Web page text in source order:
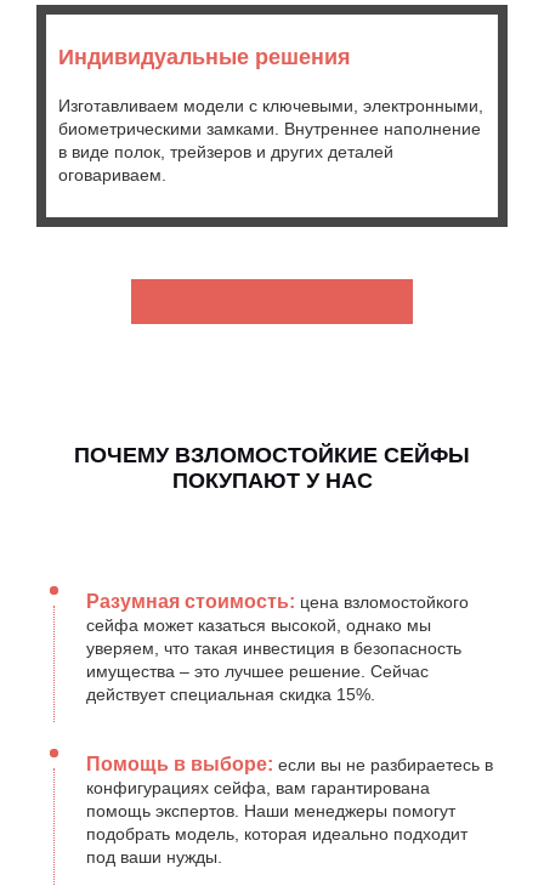
Индивидуальные решения
Изготавливаем модели с ключевыми, электронными,
биометрическими замками. Внутреннее наполнение
в виде полок, трейзеров и других деталей
оговариваем.
ПОЧЕМУ ВЗЛОМОСТОЙКИЕ СЕЙФЫ
ПОКУПАЮТ У НАС
Разумная стоимость: цена взломостойкого
сейфа может казаться высокой, однако мы
уверяем, что такая инвестиция в безопасность
имущества – это лучшее решение. Сейчас
действует специальная скидка 15%.
Помощь в выборе: если вы не разбираетесь в
конфигурациях сейфа, вам гарантирована
помощь экспертов. Наши менеджеры помогут
подобрать модель, которая идеально подходит
под ваши нужды.